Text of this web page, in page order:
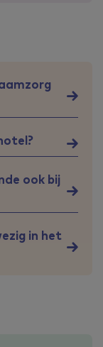
ook bij
in het